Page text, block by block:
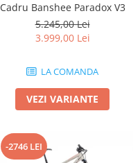
Cadru Banshee Paradox V3
5.245,00 Lei
3.999,00 Lei
LA COMANDA
VEZI VARIANTE
-2746 LEI